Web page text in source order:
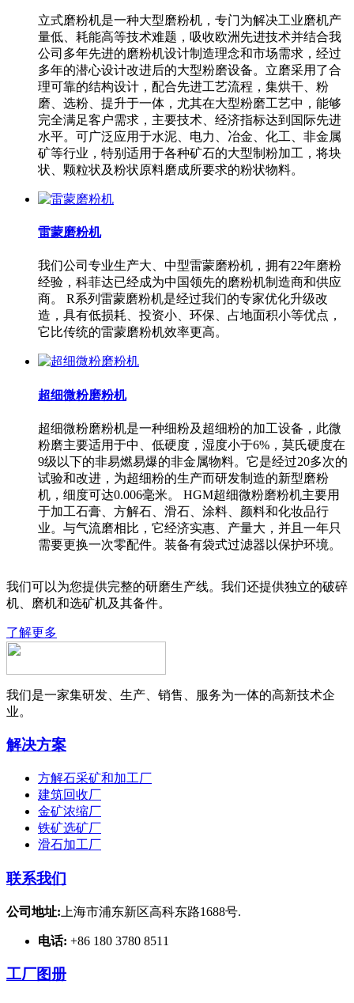
立式磨粉机是一种大型磨粉机，专门为解决工业磨机产
量低、耗能高等技术难题，吸收欧洲先进技术并结合我
公司多年先进的磨粉机设计制造理念和市场需求，经过
多年的潜心设计改进后的大型粉磨设备。立磨采用了合
理可靠的结构设计，配合先进工艺流程，集烘干、粉
磨、选粉、提升于一体，尤其在大型粉磨工艺中，能够
完全满足客户需求，主要技术、经济指标达到国际先进
水平。可广泛应用于水泥、电力、冶金、化工、非金属
矿等行业，特别适用于各种矿石的大型制粉加工，将块
状、颗粒状及粉状原料磨成所要求的粉状物料。
雷蒙磨粉机
我们公司专业生产大、中型雷蒙磨粉机，拥有22年磨粉
经验，科菲达已经成为中国领先的磨粉机制造商和供应
商。 R系列雷蒙磨粉机是经过我们的专家优化升级改
造，具有低损耗、投资小、环保、占地面积小等优点，
它比传统的雷蒙磨粉机效率更高。
超细微粉磨粉机
超细微粉磨粉机是一种细粉及超细粉的加工设备，此微
粉磨主要适用于中、低硬度，湿度小于6%，莫氏硬度在
9级以下的非易燃易爆的非金属物料。它是经过20多次的
试验和改进，为超细粉的生产而研发制造的新型磨粉
机，细度可达0.006毫米。 HGM超细微粉磨粉机主要用
于加工石膏、方解石、滑石、涂料、颜料和化妆品行
业。与气流磨相比，它经济实惠、产量大，并且一年只
需要更换一次零配件。装备有袋式过滤器以保护环境。
我们可以为您提供完整的研磨生产线。我们还提供独立的破碎
机、磨机和选矿机及其备件。
了解更多
我们是一家集研发、生产、销售、服务为一体的高新技术企
业。
解决方案
方解石采矿和加工厂
建筑回收厂
金矿浓缩厂
铁矿选矿厂
滑石加工厂
联系我们
公司地址: 上海市浦东新区高科东路1688号.
电话: +86 180 3780 8511
工厂图册